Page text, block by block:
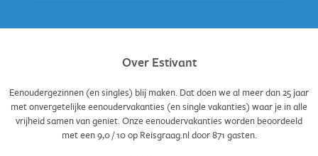
Over Estivant
Eenoudergezinnen (en singles) blij maken. Dat doen we al meer dan 25 jaar
met onvergetelijke eenoudervakanties (en single vakanties) waar je in alle
vrijheid samen van geniet. Onze eenoudervakanties worden beoordeeld
met een9,0/10op Reisgraag.nl door871 gasten.